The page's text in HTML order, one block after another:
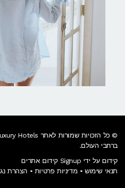
ברחבי העולם.
קידום על ידי Signup קידום אתרים
תנאי שימוש • מדיניות פרטיות • הצהרת